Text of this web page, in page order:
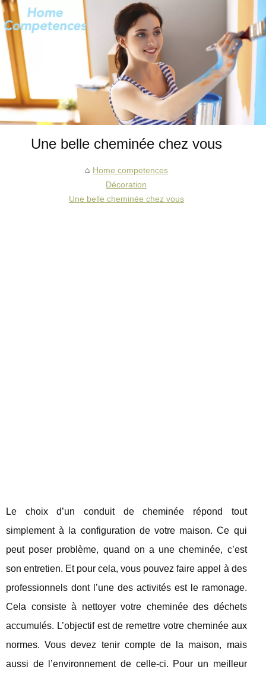
Une belle cheminée chez vous
Home competences
Décoration
Une belle cheminée chez vous
Le choix d’un conduit de cheminée répond tout
simplement à la configuration de votre maison. Ce qui
peut poser problème, quand on a une cheminée, c’est
son entretien. Et pour cela, vous pouvez faire appel à des
professionnels dont l’une des activités est le ramonage.
Cela consiste à nettoyer votre cheminée des déchets
accumulés. L’objectif est de remettre votre cheminée aux
normes. Vous devez tenir compte de la maison, mais
aussi de l’environnement de celle-ci. Pour un meilleur